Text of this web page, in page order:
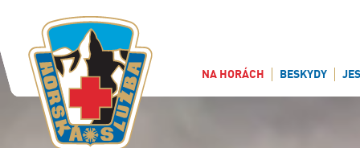
NA HORÁCH BESKYDY